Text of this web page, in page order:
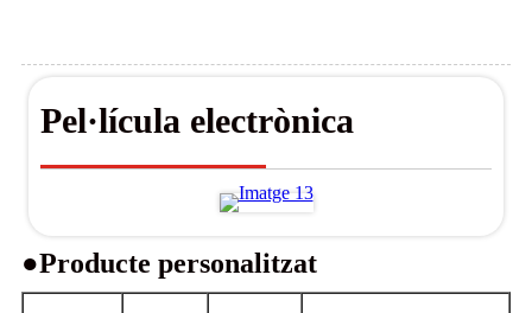
Pel·lícula electrònica
●Producte personalitzat